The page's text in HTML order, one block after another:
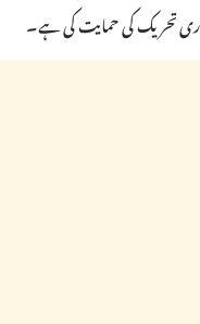
تحریک کی حمایت کی ہے۔